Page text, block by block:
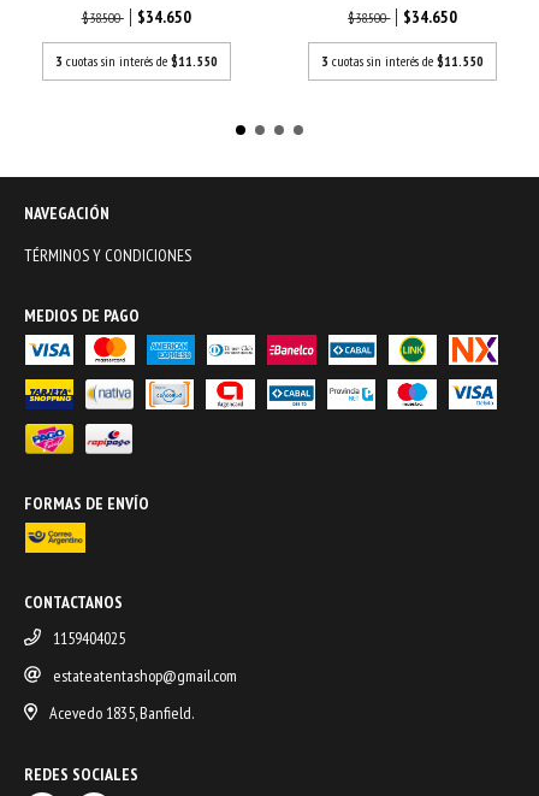
$38.500
$34.650
3 cuotas sin interés de $11.550
$38.500
$34.650
3 cuotas sin interés de$11.550
NAVEGACIÓN
TÉRMINOS Y CONDICIONES
MEDIOS DE PAGO
FORMAS DE ENVÍO
CONTACTANOS
1159404025
estateatentashop@gmail.com
Acevedo 1835, Banfield.
REDES SOCIALES